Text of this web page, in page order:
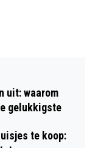
uit: waarom
gelukkigste
te koop: